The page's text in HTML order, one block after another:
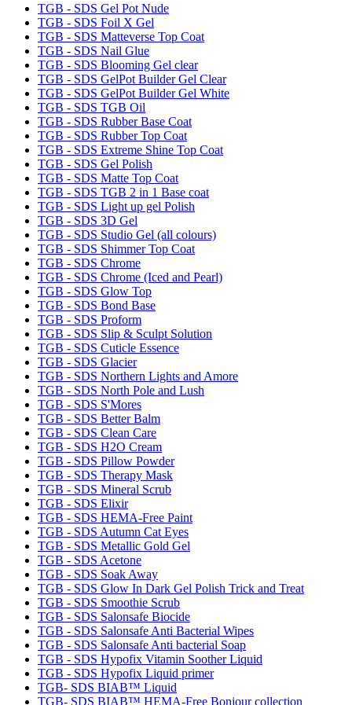
TGB - SDS Gel Pot Nude
TGB - SDS Foil X Gel
TGB - SDS Matteverse Top Coat
TGB - SDS Nail Glue
TGB - SDS Blooming Gel clear
TGB - SDS GelPot Builder Gel Clear
TGB - SDS GelPot Builder Gel White
TGB - SDS TGB Oil
TGB - SDS Rubber Base Coat
TGB - SDS Rubber Top Coat
TGB - SDS Extreme Shine Top Coat
TGB - SDS Gel Polish
TGB - SDS Matte Top Coat
TGB - SDS TGB 2 in 1 Base coat
TGB - SDS Light up gel Polish
TGB - SDS 3D Gel
TGB - SDS Studio Gel (all colours)
TGB - SDS Shimmer Top Coat
TGB - SDS Chrome
TGB - SDS Chrome (Iced and Pearl)
TGB - SDS Glow Top
TGB - SDS Bond Base
TGB - SDS Proform
TGB - SDS Slip & Sculpt Solution
TGB - SDS Cuticle Essence
TGB - SDS Glacier
TGB - SDS Northern Lights and Amore
TGB - SDS North Pole and Lush
TGB - SDS S'Mores
TGB - SDS Better Balm
TGB - SDS Clean Care
TGB - SDS H2O Cream
TGB - SDS Pillow Powder
TGB - SDS Therapy Mask
TGB - SDS Mineral Scrub
TGB - SDS Elixir
TGB - SDS HEMA-Free Paint
TGB - SDS Autumn Cat Eyes
TGB - SDS Metallic Gold Gel
TGB - SDS Acetone
TGB - SDS Soak Away
TGB - SDS Glow In Dark Gel Polish Trick and Treat
TGB - SDS Smoothie Scrub
TGB - SDS Salonsafe Biocide
TGB - SDS Salonsafe Anti Bacterial Wipes
TGB - SDS Salonsafe Anti bacterial Soap
TGB - SDS Hypofix Vitamin Soother Liquid
TGB - SDS Hypofix Liquid primer
TGB- SDS BIAB™ Liquid
TGB- SDS BIAB™ HEMA-Free Bonjour collection